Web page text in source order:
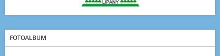
FOTOALBUM